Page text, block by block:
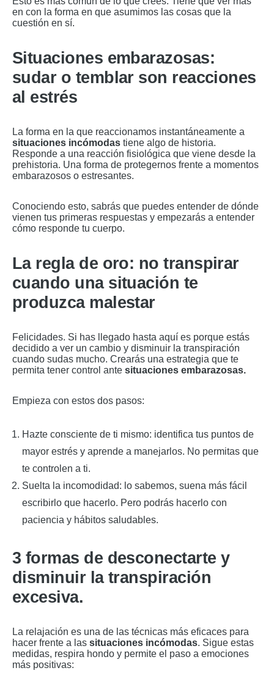
en con la forma en que asumimos las cosas que la
cuestión en sí.
Situaciones embarazosas:
sudar o temblar son reacciones
al estrés
La forma en la que reaccionamos instantáneamente a
situaciones incómodas tiene algo de historia.
Responde a una reacción fisiológica que viene desde la
prehistoria. Una forma de protegernos frente a momentos
embarazosos o estresantes.
Conociendo esto, sabrás que puedes entender de dónde
vienen tus primeras respuestas y empezarás a entender
cómo responde tu cuerpo.
La regla de oro: no transpirar
cuando una situación te
produzca malestar
Felicidades. Si has llegado hasta aquí es porque estás
decidido a ver un cambio y disminuir la transpiración
cuando sudas mucho. Crearás una estrategia que te
permita tener control ante situaciones embarazosas.
Empieza con estos dos pasos:
Hazte consciente de ti mismo: identifica tus puntos de
mayor estrés y aprende a manejarlos. No permitas que
te controlen a ti.
Suelta la incomodidad: lo sabemos, suena más fácil
escribirlo que hacerlo. Pero podrás hacerlo con
paciencia y hábitos saludables.
3 formas de desconectarte y
disminuir la transpiración
excesiva.
La relajación es una de las técnicas más eficaces para
hacer frente a las situaciones incómodas. Sigue estas
medidas, respira hondo y permite el paso a emociones
más positivas: